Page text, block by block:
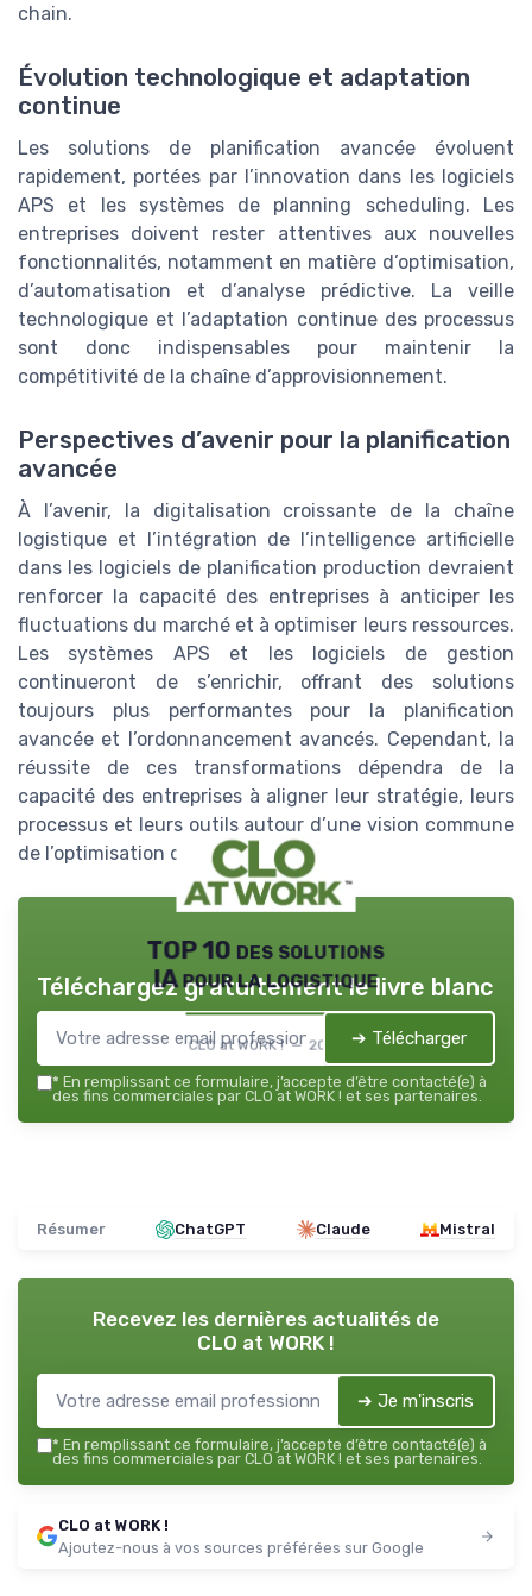
chain.
Évolution technologique et adaptation
continue
Les solutions de planification avancée évoluent
rapidement, portées par l’innovation dans les logiciels
APS et les systèmes de planning scheduling. Les
entreprises doivent rester attentives aux nouvelles
fonctionnalités, notamment en matière d’optimisation,
d’automatisation et d’analyse prédictive. La veille
technologique et l’adaptation continue des processus
sont donc indispensables pour maintenir la
compétitivité de la chaîne d’approvisionnement.
Perspectives d’avenir pour la planification
avancée
À l’avenir, la digitalisation croissante de la chaîne
logistique et l’intégration de l’intelligence artificielle
dans les logiciels de planification production devraient
renforcer la capacité des entreprises à anticiper les
fluctuations du marché et à optimiser leurs ressources.
Les systèmes APS et les logiciels de gestion
continueront de s’enrichir, offrant des solutions
toujours plus performantes pour la planification
avancée et l’ordonnancement avancés. Cependant, la
réussite de ces transformations dépendra de la
capacité des entreprises à aligner leur stratégie, leurs
processus et leurs outils autour d’une vision commune
de l’optimisation de la supply chain.
TOP 10 des solutions
IA pour la logistique
CLO at WORK ! — 2026
Téléchargez gratuitement le livre blanc
➔ Télécharger
* En remplissant ce formulaire, j’accepte d’être contacté(e) à
des fins commerciales par CLO at WORK ! et ses partenaires.
Résumer ChatGPT Claude Mistral
Recevez les dernières actualités de
CLO at WORK !
➔ Je m'inscris
* En remplissant ce formulaire, j’accepte d’être contacté(e) à
des fins commerciales par CLO at WORK ! et ses partenaires.
CLO at WORK !
Ajoutez-nous à vos sources préférées sur Google